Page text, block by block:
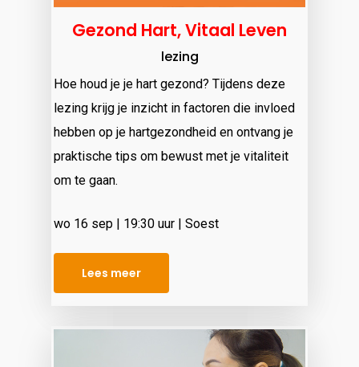
Gezond Hart, Vitaal Leven
lezing
Hoe houd je je hart gezond? Tijdens deze
lezing krijg je inzicht in factoren die invloed
hebben op je hartgezondheid en ontvang je
praktische tips om bewust met je vitaliteit
om te gaan.
wo 16 sep | 19:30 uur | Soest
Lees meer